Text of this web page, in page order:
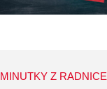
MINUTKY Z RADNICE